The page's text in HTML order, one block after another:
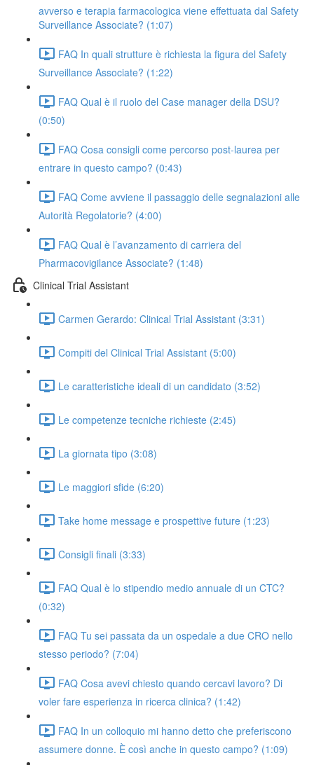
avverso e terapia farmacologica viene effettuata dal Safety
Surveillance Associate? (1:07)
FAQ In quali strutture è richiesta la figura del Safety
Surveillance Associate? (1:22)
FAQ Qual è il ruolo del Case manager della DSU?
(0:50)
FAQ Cosa consigli come percorso post-laurea per
entrare in questo campo? (0:43)
FAQ Come avviene il passaggio delle segnalazioni alle
Autorità Regolatorie? (4:00)
FAQ Qual è l’avanzamento di carriera del
Pharmacovigilance Associate? (1:48)
Clinical Trial Assistant
Carmen Gerardo: Clinical Trial Assistant (3:31)
Compiti del Clinical Trial Assistant (5:00)
Le caratteristiche ideali di un candidato (3:52)
Le competenze tecniche richieste (2:45)
La giornata tipo (3:08)
Le maggiori sfide (6:20)
Take home message e prospettive future (1:23)
Consigli finali (3:33)
FAQ Qual è lo stipendio medio annuale di un CTC?
(0:32)
FAQ Tu sei passata da un ospedale a due CRO nello
stesso periodo? (7:04)
FAQ Cosa avevi chiesto quando cercavi lavoro? Di
voler fare esperienza in ricerca clinica? (1:42)
FAQ In un colloquio mi hanno detto che preferiscono
assumere donne. È così anche in questo campo? (1:09)